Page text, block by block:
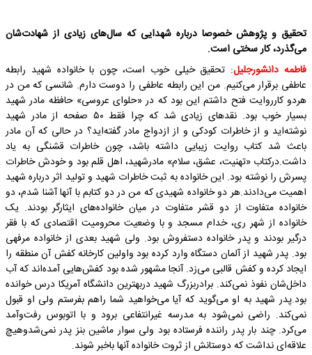
تحقیق و پژوهش خصوصا درباره شهدایی که سال‌های زیادی از شهادت‌شان
می‌گذرد،‌ کار سختی است.
فاطمه دانشورجلیل: تحقیق خیلی خوب است، چون با خانواده شهید رابطه
عاطفی برقرار می‌کنیم. من این رابطه عاطفی را دوست دارم. شانسی که من در
هردو کارروایت فتح داشتم این بود که در «حلوای عروسی» حافظه مادر شهید
بسیار خوب بود. نقد‌های زیادی شد که چرا فقط ۵۰ صفحه از مادر شهید
نوشته‌اید و از خاطرات کودکی و از ازدواج مادر گفته‌اید؟ در حالی که آن مادر
باعث شد کتاب روایت زیبایی داشته باشد، چون خاطرات قشنگی به یاد
داشت.درکتاب «تهنیت، عشق، سلام» مادرشهید، اهل قلم بود و خودش خاطرات
پسرش را نوشته بود. این خانواده به ثبت خاطرات شهید و تولید اثر درباره شهید
اهمیت می‌دادند.هر دو خانواده شهیدی که من در دو کتابم با آنها آشنا شدم، دو
خانواده متفاوت از دو قشر متفاوت در میان خانواده‌های ایثارگر بودند. یک
خانواده از شهر ری، خدام مسجد و با وضعیت محرومیت اقتصادی که با فقر
درگیر بودند و پدر خانواده دستفروش بود. ولی شهید بعدی از خانواده مرفهی
بود. پدر شهید از آلمان دستگاه وارد کرده بود واولین کارخانه کفش آن منطقه را
ایجاد کرده و کفش قالبی می‌زد. آنجا مشهور شده بود کفش‌هایی آمده‌اند که آب
داخل‌شان نفوذ نمی‌کند. برادربزرگ شهید دربهترین دانشگاه آمریکا درس خوانده
بود.پدر شهید به او می‌گوید که آیا می‌خواهید شما راهم بفرستم ولی او قبول
نمی‌کند. راضی نمی‌شود به مدرسه غیرانتفاعی برود و با اتوبوس رفت‌وآمد
می‌کرد. چند بار پدر راننده فرستاده بود ولی سوار ماشین بنز پدر نمی‌شدوهیچ
علاقه‌ای نداشت که دوستانش از ثروت خانواده آنها باخبر شوند.